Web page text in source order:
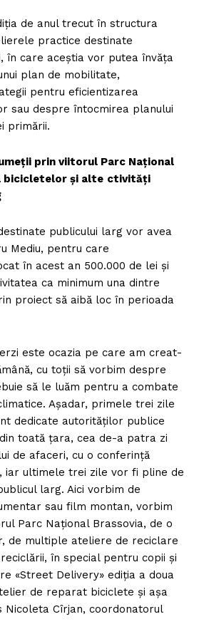
de anul trecut în structura
practice destinate
în care aceștia vor putea învăța
plan de mobilitate,
pentru eficientizarea
sau despre întocmirea planului
primării.
prin viitorul Parc Național
bicicletelor și alte ctivități
publicului larg vor avea
Mediu, pentru care
în acest an 500.000 de lei și
ca minimum una dintre
proiect să aibă loc în perioada
este ocazia pe care am creat-
cu toții să vorbim despre
să le luăm pentru a combate
Așadar, primele trei zile
dedicate autorităților publice
toată țara, cea de-a patra zi
de afaceri, cu o conferință
iar ultimele trei zile vor fi pline de
larg. Aici vorbim de
sau film montan, vorbim
Parc Național Brassovia, de o
de multiple ateliere de reciclare
în special pentru copii și
«Street Delivery» ediția a doua
de reparat biciclete și așa
Nicoleta Cîrjan, coordonatorul